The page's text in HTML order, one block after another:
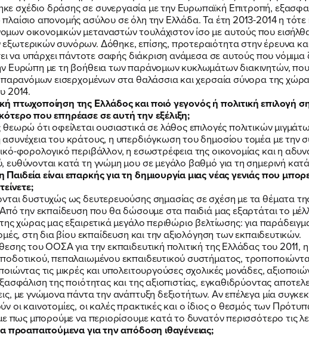
ΕΡΓΟ
ΕΚΔΗΛΩΣΕΙΣ
ΝΕΑ
ΕΛΑ ΚΙ ΕΣΥ
FB IN TW YT LN VB TIKTOK
σχέδιο δράσης σε συνεργασία με την Ευρωπαϊκή Επιτροπή,
απονομής ασύλου σε όλη την Ελλάδα. Τα έτη 2013-2014 η
οικονομικών μεταναστών τουλάχιστον ίσο με αυτούς που
συνόρων. Δόθηκε, επίσης, προτεραιότητα στην έρευνα
να υπάρχει πάντοτε σαφής διάκριση ανάμεσα σε αυτούς που νόμιμα
Ευρώπη με τη βοήθεια των παράνομων κυκλωμάτων διακινητών,
παρανόμων εισερχομένων στα θαλάσσια και χερσαία σύνορα της
2014.
πτωχοποίηση της Ελλάδος και ποιό γεγονός ή πολιτική επιλογή
που επηρέασε σε αυτή την εξέλιξη;
ότι οφείλεται ουσιαστικά σε λάθος επιλογές πολιτικών
του κράτους, η υπερδιόγκωση του δημοσίου τομέα με την
φορολογικό περιβάλλον, η εσωστρέφεια της οικονομίας και η
ευθύνονται κατά τη γνώμη μου σε μεγάλο βαθμό για τη σημερινή
είναι επαρκής για τη δημιουργία μιας νέας γενιάς που
δυστυχώς ως δευτερευούσης σημασίας σε σχέση με τα θέματα
την εκπαίδευση που θα δώσουμε στα παιδιά μας εξαρτάται το
χώρας μας εξαιρετικά μεγάλο περιθώριο βελτίωσης: για
στη δια βίου εκπαίδευση και την αξιολόγηση των εκπαιδευτικών.
του ΟOΣΑ για την εκπαιδευτική πολιτική της Ελλάδας του
πεπαλαιωμένου εκπαιδευτικού συστήματος, τροποποιώντας
τις μικρές και υπολειτουργούσες σχολικές μονάδες,
της ποιότητας και της αξιοπιστίας, εγκαθιδρύοντας
με γνώμονα πάντα την ανάπτυξη δεξιοτήτων. Αν επέλεγα μία
οι καινοτομίες, οι καλές πρακτικές και ο ίδιος ο θεσμός των
πως μπορούμε να περιορίσουμε κατά το δυνατόν περισσότερο τις
προαπαιτούμενα για την απόδοση ιθαγένειας;